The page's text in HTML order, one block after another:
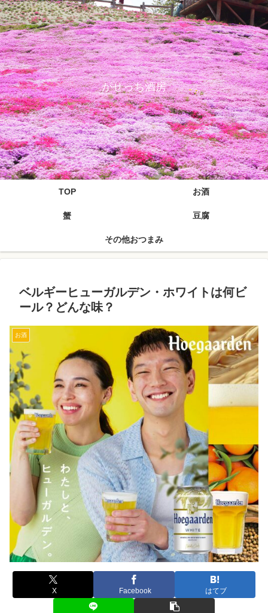
がせっち酒房
TOP お酒
蟹 豆腐
その他おつまみ
ベルギーヒューガルデン・ホワイトは何ビ
ール？どんな味？
お酒
X Facebook はてブ